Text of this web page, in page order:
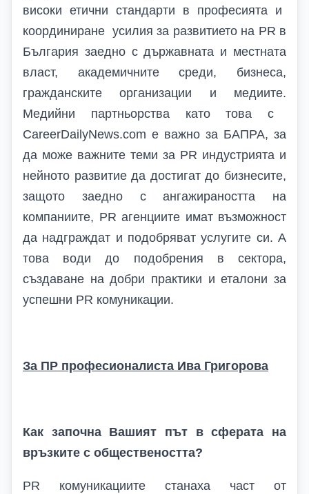
високи етични стандарти в професията и
координиране усилия за развитието на PR в
България заедно сдържавната и местната
власт, академичните среди, бизнеса,
гражданските организации и медиите.
Медийни партньорства като това с
CareerDailyNews.com е важно за БАПРА, за
да може важните теми за PR индустрията и
нейното развитие да достигат до бизнесите,
защото заедно с ангажираността на
компаниите, PR агенциите имат възможност
да надграждат и подобряват услугите си. А
това води до подобрения в сектора,
създаване на добри практики и еталони за
успешни PR комуникации.
За ПР професионалиста Ива Григорова
Как започна Вашият път в сферата на
връзките с обществеността?
PR комуникациите станаха част от